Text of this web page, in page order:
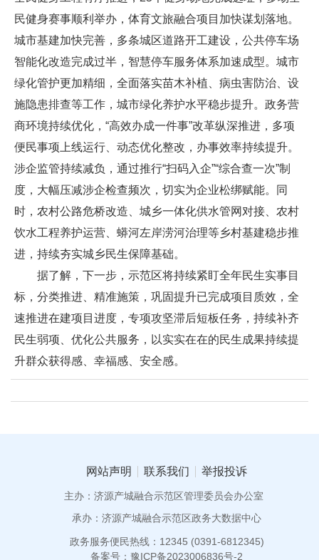
民健身赛事顺利举办，体育文旅融合项目加快谋划落地。
城市基建加快完善，多条城区道路开工建设，公共停车场
智能化改造完成过半，智慧停车服务体系加速成型。城市
绿化管护更加精细，全面落实苗木补植、病虫害防治、设
施隐患排查等工作，城市绿化养护水平稳步提升。政务营
商环境持续优化，“高效办成一件事”改革纵深推进，多项
便民事项上线运行、动态优化整改，办事效率持续提升。
涉企监管持续减负，通过推行“扫码入企”“综合查一次”制
度，大幅压减涉企检查频次，切实为企业松绑赋能。同
时，农村公路危桥改造、城乡一体化供水管网对接、农村
饮水工程养护运营、蟒河左岸涝河治理等乡村基建稳步推
进，持续夯实城乡民生保障基础。
据了解，下一步，示范区将持续紧盯全年民生实事目
标，分类推进、精准施策，巩固提升已完成项目质效，全
速推进在建项目进度，专项攻坚滞后短板任务，持续补齐
民生弱项、优化公共服务，以实实在在的民生成果持续提
升群众获得感、幸福感、安全感。
网站声明 联系我们 举报投诉
主办：济源产城融合示范区管理委员会办公室
承办：济源产城融合示范区政务大数据中心
政务服务便民热线：12345 (0391-6812345)
备案号：豫ICP备2023006836号-2